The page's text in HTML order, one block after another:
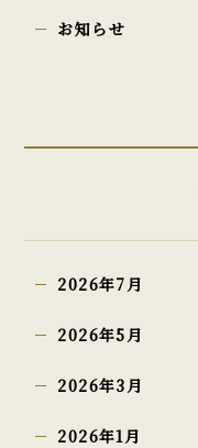
お知らせ
2026年7月
2026年5月
2026年3月
2026年1月